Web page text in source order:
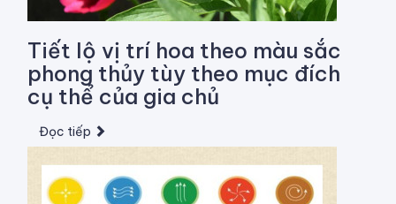
Tiết lộ vị trí hoa theo màu sắc
phong thủy tùy theo mục đích
cụ thể của gia chủ
Đọc tiếp